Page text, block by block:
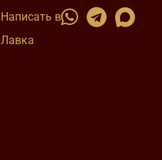
Написать в
Лавка